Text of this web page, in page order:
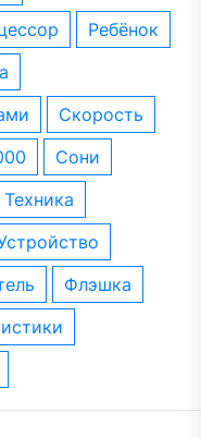
ребёнок
скорость
сони
техника
устройство
флэшка